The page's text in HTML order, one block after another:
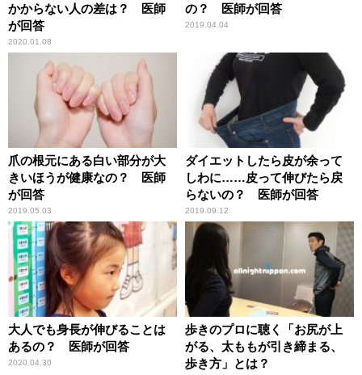
かからない人の差は？ 医師
が回答
2020.01.08
の？ 医師が回答
2019.04.04
爪の根元にある白い部分が大
きいほうが健康なの？ 医師
が回答
2019.05.03
ダイエットしたら皮が余って
しわに……皮って伸びたら戻
らないの？ 医師が回答
2019.09.12
大人でも身長が伸びることは
あるの？ 医師が回答
2020.04.30
歩きのプロに聴く「お尻が上
がる、太ももが引き締まる、
歩き方」とは？